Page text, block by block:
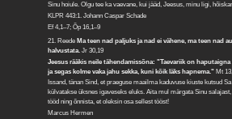
Sinu hoiule. Olgu tee ka vaevane, kui jääd, Jeesus, minu ligi,
KLPR 443:1. Johann Caspar Schade
Ef 4,1–7; Õp 16,1–9
21. Reede Ma teen nad paljuks ja nad ei vähene, ma teen nad
halvustata.Jr 30,19
Jeesus rääkis neile tähendamissõna: "Taevariik on
ja segas kolme vaka jahu sekka, kuni kõik läks hapnema." Mt
Issand, tänan Sind, et praeguse maailma kaduvuse kiuste kutsud
külvatakse üksnes igaveseks eluks. Aita mul märgata Sinu
tööd ning õnnista, et oleksin osa sellest tööst!
Marcus Hermen